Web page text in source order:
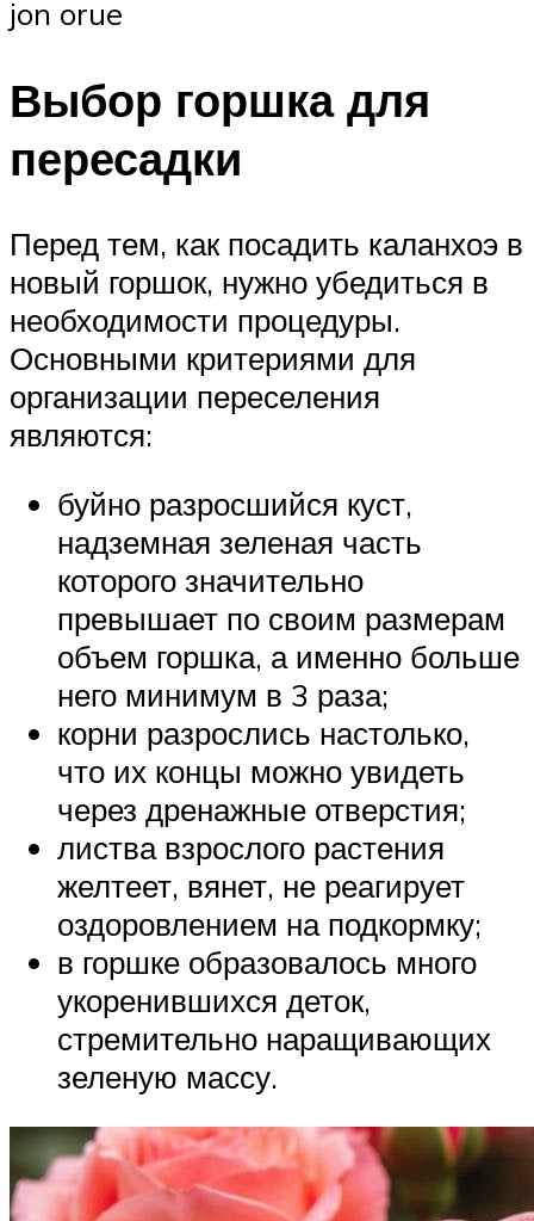
jon orue
Выбор горшка для
пересадки
Перед тем, как посадить каланхоэ в
новый горшок, нужно убедиться в
необходимости процедуры.
Основными критериями для
организации переселения
являются:
буйно разросшийся куст,
надземная зеленая часть
которого значительно
превышает по своим размерам
объем горшка, а именно больше
него минимум в 3 раза;
корни разрослись настолько,
что их концы можно увидеть
через дренажные отверстия;
листва взрослого растения
желтеет, вянет, не реагирует
оздоровлением на подкормку;
в горшке образовалось много
укоренившихся деток,
стремительно наращивающих
зеленую массу.